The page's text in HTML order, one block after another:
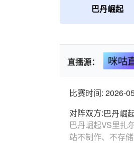
巴丹崛起
直播源： 咪咕
比赛时间: 2026-
对阵双方:巴丹崛
巴丹崛起VS里扎
站不制作、不存